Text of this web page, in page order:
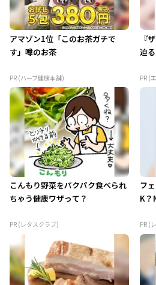
アマゾン1位「このお茶ガチで
す」噂のお茶
PR (ハーブ健康本舗)
『
迫る
PR (
こんもり野菜をパクパク食べられ
ちゃう健康ワザって？
PR (レタスクラブ)
フ
K？
PR (